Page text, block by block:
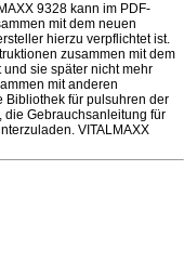
9328 kann im PDF-
mit dem neuen
hierzu verpflichtet ist.
zusammen mit dem
sie später nicht mehr
mit anderen
Bibliothek für pulsuhren der
die Gebrauchsanleitung für
VITALMAXX